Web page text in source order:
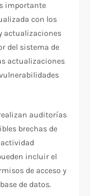
importante
con los
actualizaciones
del sistema de
actualizaciones
auditorías
brechas de
incluir el
de acceso y
de datos.